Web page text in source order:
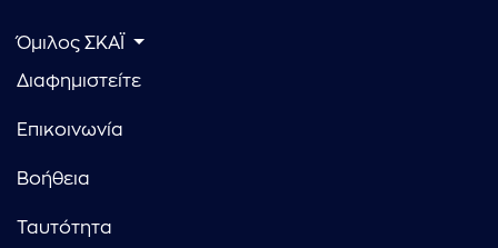
Όμιλος ΣΚΑΪ
Διαφημιστείτε
Επικοινωνία
Βοήθεια
Ταυτότητα